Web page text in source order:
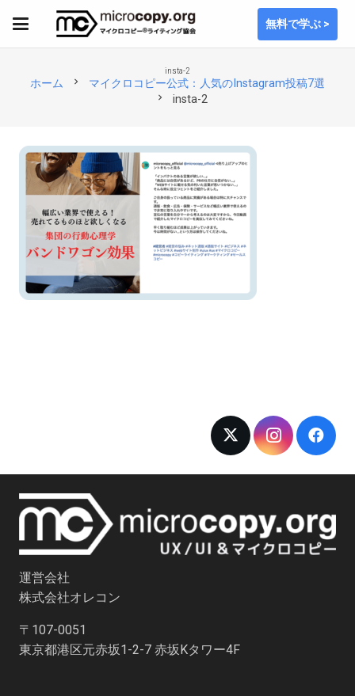
無料で学ぶ >
insta-2
ホーム chevron_right マイクロコピー公式：人気のInstagram投稿7選
chevron_right insta-2
運営会社
株式会社オレコン
〒107-0051
東京都港区元赤坂1-2-7 赤坂Kタワー4F